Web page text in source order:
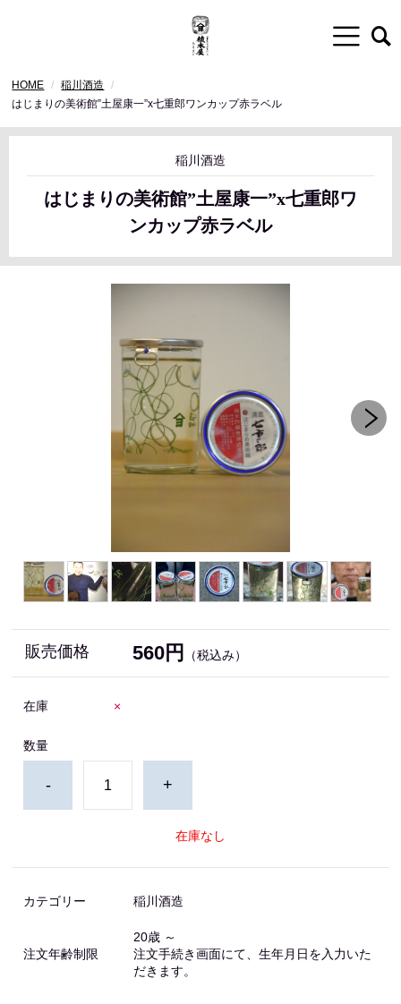
HOME
稲川酒造
はじまりの美術館”土屋康一”x七重郎ワンカップ赤ラベル
稲川酒造
はじまりの美術館”土屋康一”x七重郎ワ
ンカップ赤ラベル
販売価格 560円 （税込み）
在庫 ×
数量
- +
在庫なし
カテゴリー 稲川酒造
注文年齢制限
20歳 ～
注文手続き画面にて、生年月日を入力いた
だきます。